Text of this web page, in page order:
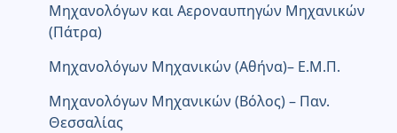
Μηχανολόγων και Αερoναυπηγών Μηχανικών
(Πάτρα)
Μηχανολόγων Μηχανικών (Αθήνα)– Ε.Μ.Π.
Μηχανολόγων Μηχανικών (Βόλος) – Παν.
Θεσσαλίας